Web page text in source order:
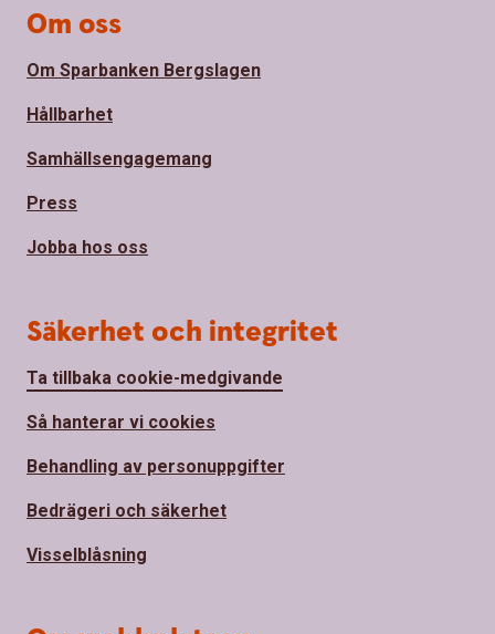
Om oss
Om Sparbanken Bergslagen
Hållbarhet
Samhällsengagemang
Press
Jobba hos oss
Säkerhet och integritet
Ta tillbaka cookie-medgivande
Så hanterar vi cookies
Behandling av personuppgifter
Bedrägeri och säkerhet
Visselblåsning